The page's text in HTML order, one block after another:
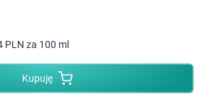
PLN za 100 ml
Kupuję